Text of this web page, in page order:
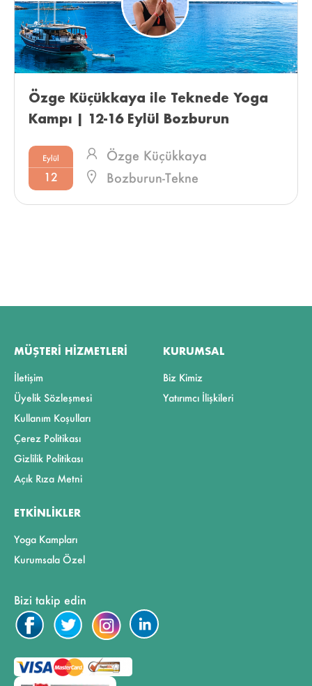
Özge Küçükkaya ile Teknede Yoga
Kampı | 12-16 Eylül Bozburun
Eylül
12
Özge Küçükkaya
Bozburun-Tekne
MÜŞTERI HIZMETLERI
İletişim
Üyelik Sözleşmesi
Kullanım Koşulları
Çerez Politikası
Gizlilik Politikası
Açık Rıza Metni
KURUMSAL
Biz Kimiz
Yatırımcı İlişkileri
ETKINLIKLER
Yoga Kampları
Kurumsala Özel
Bizi takip edin